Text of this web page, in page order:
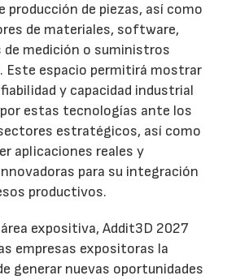
producción de piezas, así como
de materiales, software,
medición o suministros
Este espacio permitirá mostrar
y capacidad industrial
estas tecnologías ante los
estratégicos, así como
aplicaciones reales y
para su integración
productivos.
expositiva, Addit3D 2027
empresas expositoras la
generar nuevas oportunidades